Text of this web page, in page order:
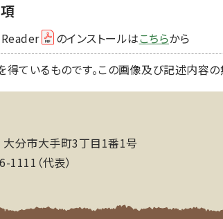
Reader のインストールはこちらから
ているものです。この画像及び記述内容の
分市大手町3丁目1番1号
（代表）